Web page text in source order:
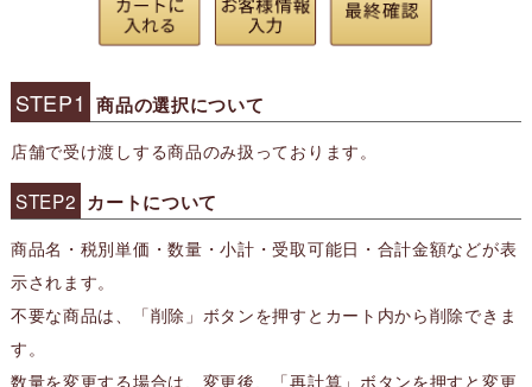
STEP1 商品の選択について
店舗で受け渡しする商品のみ扱っております。
STEP2 カートについて
商品名・税別単価・数量・小計・受取可能日・合計金額などが表
示されます。
不要な商品は、「削除」ボタンを押すとカート内から削除できま
す。
数量を変更する場合は、変更後、「再計算」ボタンを押すと変更